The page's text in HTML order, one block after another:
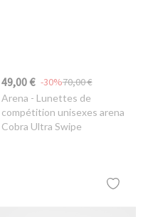
49,00 € 70,00 €
-30%
Arena - Lunettes de
compétition unisexes arena
Cobra Ultra Swipe